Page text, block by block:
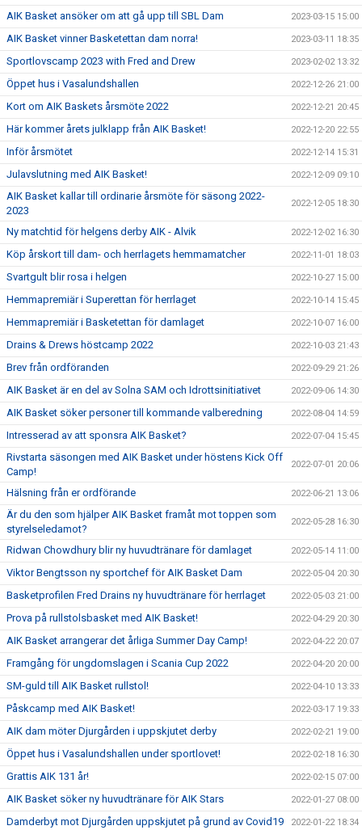
AIK Basket ansöker om att gå upp till SBL Dam 2023-03-15 15:00
AIK Basket vinner Basketettan dam norra! 2023-03-11 18:35
Sportlovscamp 2023 with Fred and Drew 2023-02-02 13:32
Öppet hus i Vasalundshallen 2022-12-26 21:00
Kort om AIK Baskets årsmöte 2022 2022-12-21 20:45
Här kommer årets julklapp från AIK Basket! 2022-12-20 22:55
Inför årsmötet 2022-12-14 15:31
Julavslutning med AIK Basket! 2022-12-09 09:10
AIK Basket kallar till ordinarie årsmöte för säsong 2022-
2023
2022-12-05 18:30
Ny matchtid för helgens derby AIK - Alvik 2022-12-02 16:30
Köp årskort till dam- och herrlagets hemmamatcher 2022-11-01 18:03
Svartgult blir rosa i helgen 2022-10-27 15:00
Hemmapremiär i Superettan för herrlaget 2022-10-14 15:45
Hemmapremiär i Basketettan för damlaget 2022-10-07 16:00
Drains & Drews höstcamp 2022 2022-10-03 21:43
Brev från ordföranden 2022-09-29 21:26
AIK Basket är en del av Solna SAM och Idrottsinitiativet 2022-09-06 14:30
AIK Basket söker personer till kommande valberedning 2022-08-04 14:59
Intresserad av att sponsra AIK Basket? 2022-07-04 15:45
Rivstarta säsongen med AIK Basket under höstens Kick Off
Camp!
2022-07-01 20:06
Hälsning från er ordförande 2022-06-21 13:06
Är du den som hjälper AIK Basket framåt mot toppen som
styrelseledamot?
2022-05-28 16:30
Ridwan Chowdhury blir ny huvudtränare för damlaget 2022-05-14 11:00
Viktor Bengtsson ny sportchef för AIK Basket Dam 2022-05-04 20:30
Basketprofilen Fred Drains ny huvudtränare för herrlaget 2022-05-03 21:00
Prova på rullstolsbasket med AIK Basket! 2022-04-29 20:30
AIK Basket arrangerar det årliga Summer Day Camp! 2022-04-22 20:07
Framgång för ungdomslagen i Scania Cup 2022 2022-04-20 20:00
SM-guld till AIK Basket rullstol! 2022-04-10 13:33
Påskcamp med AIK Basket! 2022-03-17 19:33
AIK dam möter Djurgården i uppskjutet derby 2022-02-21 19:00
Öppet hus i Vasalundshallen under sportlovet! 2022-02-18 16:30
Grattis AIK 131 år! 2022-02-15 07:00
AIK Basket söker ny huvudtränare för AIK Stars 2022-01-27 08:00
Damderbyt mot Djurgården uppskjutet på grund av Covid19 2022-01-22 18:34